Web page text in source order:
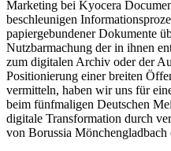
Marketing bei Kyocera
beschleunigen
papiergebundener Dokumente
Nutzbarmachung der in ihnen
zum digitalen Archiv oder der
Positionierung einer breiten
vermitteln, haben wir uns für
beim fünfmaligen Deutschen
digitale Transformation durch
von Borussia Mönchengladbach